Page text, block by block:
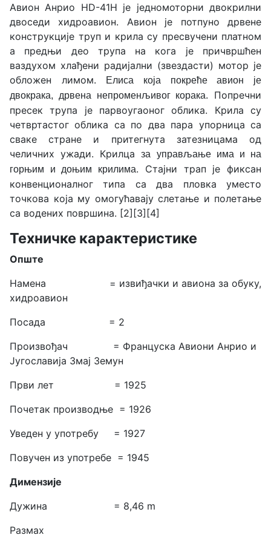
Авион Анрио HD-41H је једномоторни двокрилни
двоседи хидроавион. Авион је потпуно дрвене
конструкције труп и крила су пресвучени платном
а предњи део трупа на кога је причвршћен
ваздухом хлађени радијални (звездасти) мотор је
обложен лимом.
Елиса која покреће авион је
двокрака, дрвена непроменљивог корака.
Попречни
пресек трупа је парвоугаоног облика. Крила су
четвртастог облика са по два пара упорница са
сваке стране и притегнута затезницама од
челичних ужади. Крилцаза управљање има и на
горњим и доњим крилима. Стајни трап је фиксан
конвенционалног типа са два пловка уместо
точкова која му омогућавају слетање и полетање
са водених површина. [2][3][4]
Техничке карактеристике
Опште
Намена = извиђачки и авиона за обуку,
хидроавион
Посада = 2
Произвођач = Француска Авиони Анрио и
Југославија Змај Земун
Први лет = 1925
Почетак производње = 1926
Уведен у употребу = 1927
Повучен из употребе = 1945
Димензије
Дужина = 8,46 m
Размах